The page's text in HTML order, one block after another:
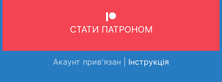
СТАТИ ПАТРОНОМ
Акаунт прив'язан | Інструкція